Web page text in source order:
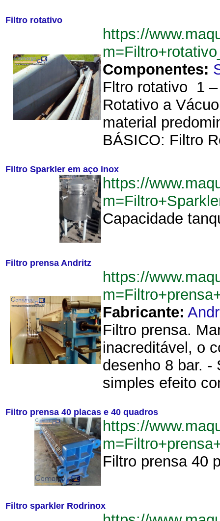
Filtro rotativo
https://
Componentes:
Fltro rotativo 1 –
Rotativo a
material
BÁSICO: Filtro
Filtro Sparkler em aço inox
https://
Capacidade
Filtro prensa Andritz
https://
Fabricante:
Filtro prensa.
inacreditável, o
desenho 8 bar. -
simples efeito
Filtro prensa 40 placas e 40 quadros
https://
Filtro prensa 40
Filtro sparkler Rodrinox